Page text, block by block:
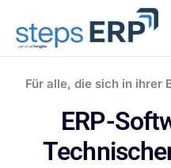
ERP Software
Support
Ressourcen
Karriere
Für alle, die sich in ihrer
ERP-